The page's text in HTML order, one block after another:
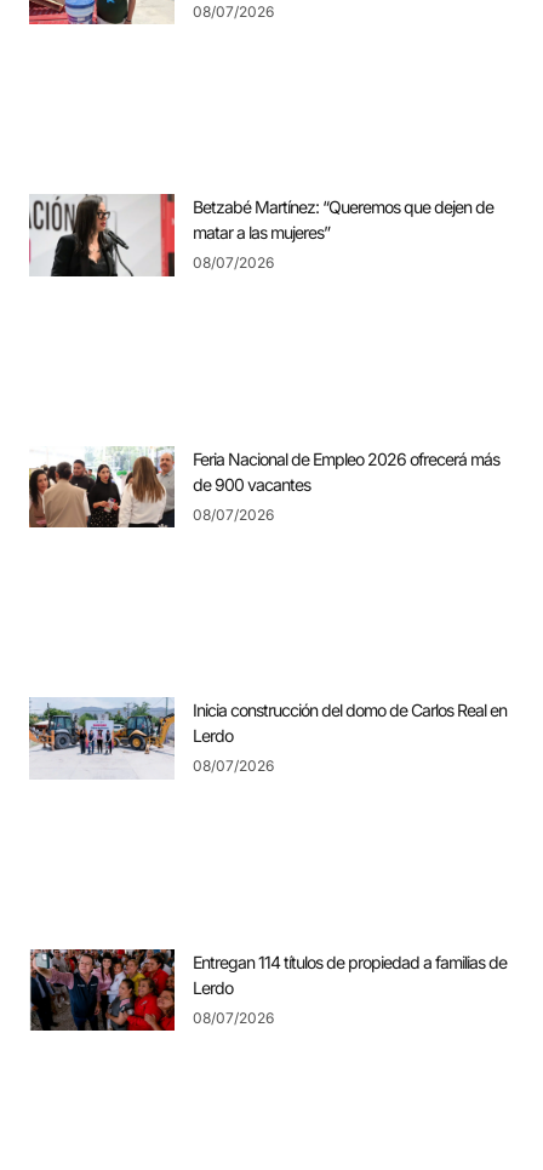
08/07/2026
Betzabé Martínez: “Queremos que dejen de
matar a las mujeres”
08/07/2026
Feria Nacional de Empleo 2026 ofrecerá más
de 900 vacantes
08/07/2026
Inicia construcción del domo de Carlos Real en
Lerdo
08/07/2026
Entregan 114 títulos de propiedad a familias de
Lerdo
08/07/2026